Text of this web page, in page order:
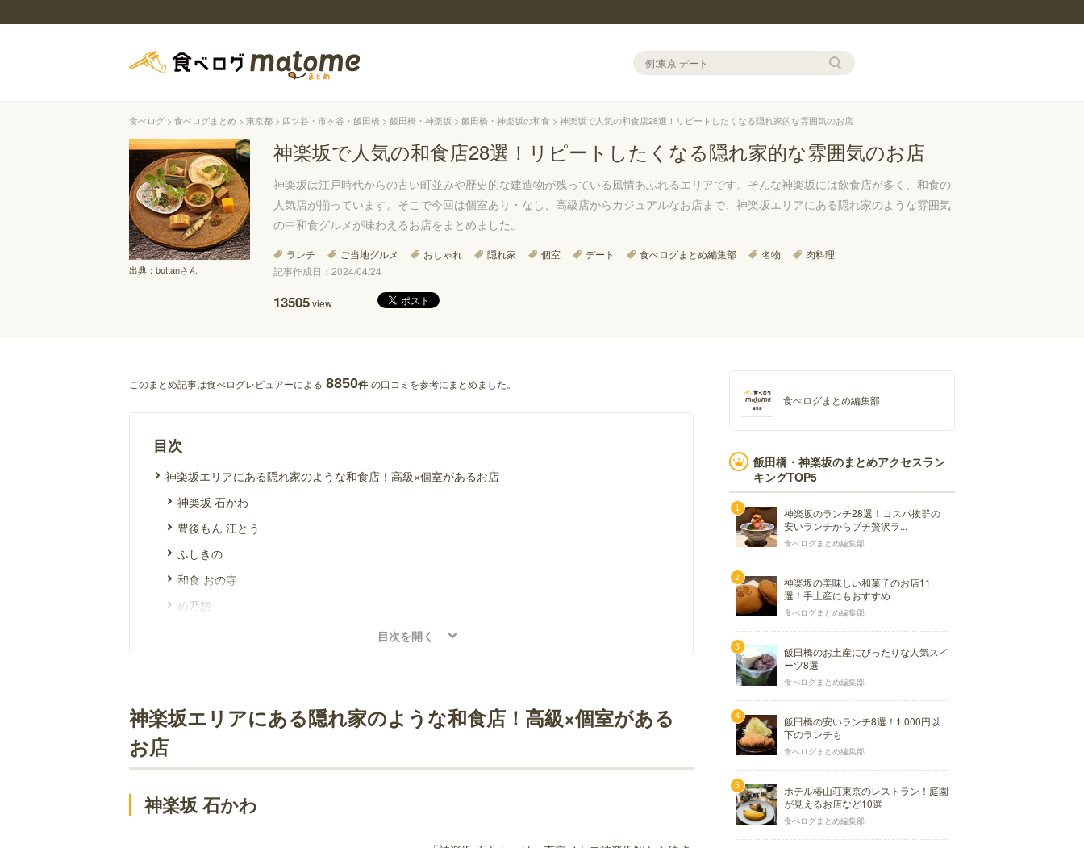
食べログ 食べログまとめ 東京都 四ツ谷・市ヶ谷・飯田橋 飯田橋・神楽坂 飯田橋・神楽坂の和食 神楽坂で人気の和食店28選！リピートしたくなる隠れ家的な雰囲気のお店
出典： bottanさん
神楽坂で人気の和食店28選！リピートしたくなる隠れ家的な雰囲気のお店
神楽坂は江戸時代からの古い町並みや歴史的な建造物が残っている風情あふれるエリアです。そんな神楽坂には飲食店が多く、和食の
人気店が揃っています。そこで今回は個室あり・なし、高級店からカジュアルなお店まで、神楽坂エリアにある隠れ家のような雰囲気
の中和食グルメが味わえるお店をまとめました。
ランチ ご当地グルメ おしゃれ 隠れ家 個室 デート 食べログまとめ編集部 名物
肉料理
記事作成日：2024/04/24
13505view
このまとめ記事は食べログレビュアーによる 8850件 の口コミを参考にまとめました。
目次
神楽坂エリアにある隠れ家のような和食店！高級×個室があるお店
神楽坂 石かわ
豊後もん 江とう
ふしきの
和食 おの寺
め乃惣
神楽坂 SHUN 分家
酒ト壽
花かぐら
目次を開く
神楽坂エリアにある隠れ家のような和食店！高級×個室がある
お店
神楽坂 石かわ
食べログまとめ編集部
飯田橋・神楽坂のまとめアクセスラン
キングTOP5
神楽坂のランチ28選！コスパ抜群の
安いランチからプチ贅沢ラ...
食べログまとめ編集部
神楽坂の美味しい和菓子のお店11
選！手土産にもおすすめ
食べログまとめ編集部
飯田橋のお土産にぴったりな人気スイ
ーツ8選
食べログまとめ編集部
飯田橋の安いランチ8選！1,000円以
下のランチも
食べログまとめ編集部
ホテル椿山荘東京のレストラン！庭園
が見えるお店など10選
食べログまとめ編集部